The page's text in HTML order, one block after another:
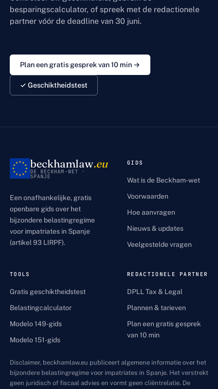
besparingscalculator, of spreek met de redactionele
partner vóór de deadline van 30 juni.
Plan een gratis gesprek van 10 min →
✓ Geschiktheidstest
beckhamlaw.eu
DE BECKHAM-WET ·
SPANJE
Een onafhankelijke, gratis
openbare gids over het
bijzondere belastingregime
voor impatriates in Spanje
(artikel 93 LIRPF).
GIDS
Wat is de Beckham-wet
Voorwaarden
Hoe aanvragen
Nieuws & updates
Veelgestelde vragen
TOOLS
Gratis geschiktheidstest
Belastingcalculator
Modelo 149-gids
Modelo 151-gids
REDACTIONELE PARTNER
DPLL Tax & Legal
Plannen & tarieven
Plan een gratis gesprek
van 10 min
Disclaimer, beckhamlaw.eu publiceert algemene informatie over het
bijzondere belastingregime voor impatriates in Spanje. Het verstrekt
geen juridisch of fiscaal advies en vormt geen cliëntrelatie. De